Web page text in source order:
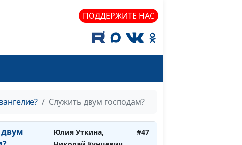
ПОДДЕРЖИТЕ НАС
Служить двум господам?
Юлия Уткина,
Николай Кунцевич,
священнослужитель
и Елена Варнавская
#49
священнослужитель
Юлия Уткина,
#47